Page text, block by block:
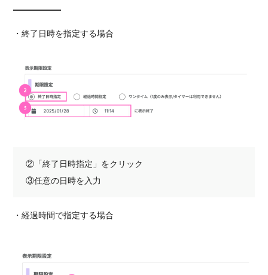
・終了日時を指定する場合
②「終了日時指定」をクリック
③任意の日時を入力
・経過時間で指定する場合